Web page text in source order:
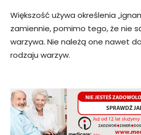
Większość używa określenia
zamiennie, pomimo tego, że nie
warzywa. Nie należą one nawet
rodzaju warzyw.